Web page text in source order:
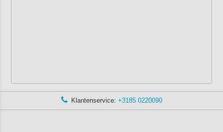
Klantenservice: +3185 0220090